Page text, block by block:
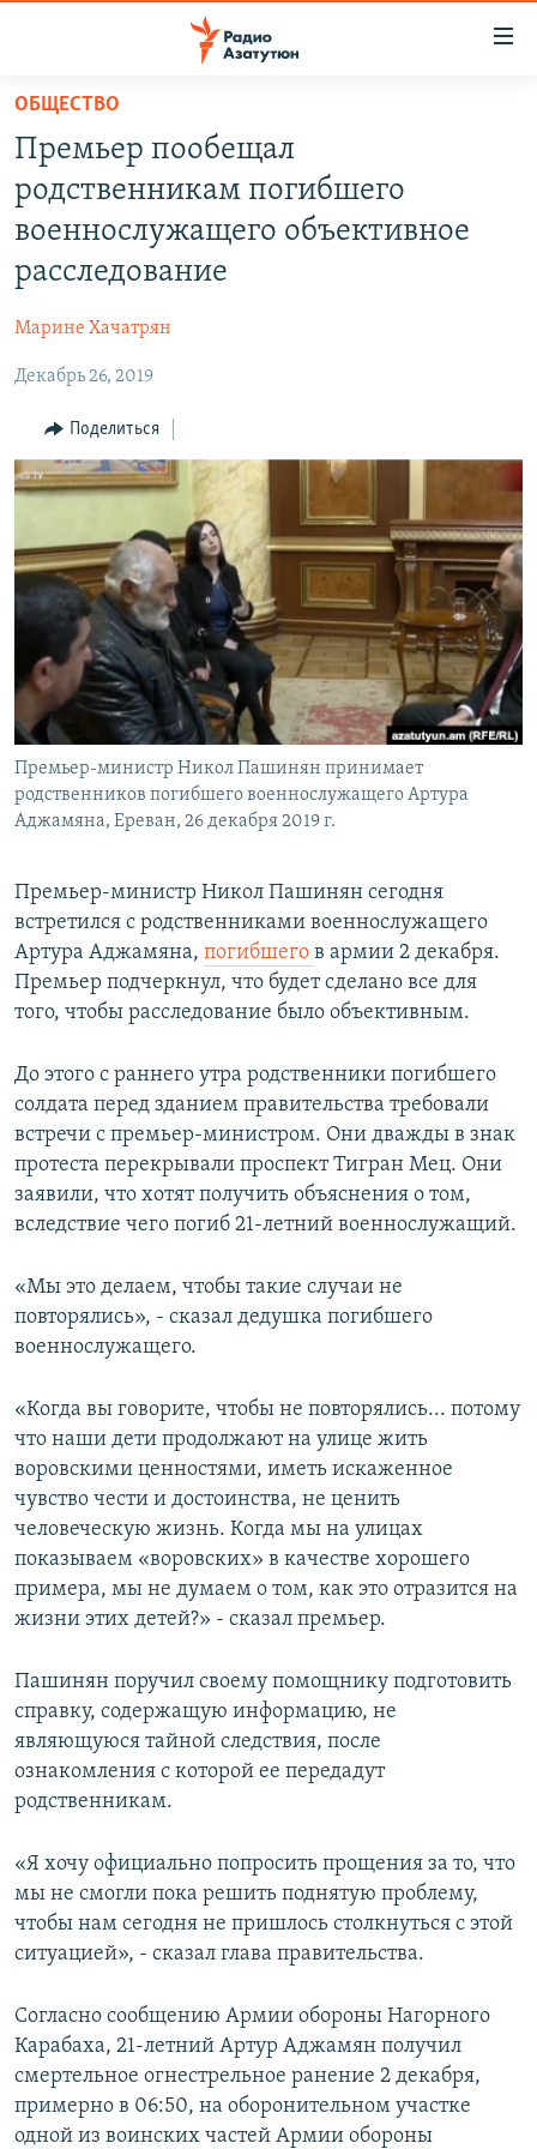
Перейти
основному
содержанию
Перейти
основной
Перейти
НОВОСТИ
ПОЛИТИКА
РЕГИОН
НАГОРНЫЙ КАРАБАХ
КУЛЬТУРА
СПОРТ
Հայերեն
English
Русский
Все сайты Радио Азатутюн
ОБЩЕСТВО
Премьер пообещал
родственникам погибшего
военнослужащего объективное
расследование
Марине Хачатрян
Декабрь 26, 2019
Поделиться
Премьер-министр Никол Пашинян принимает
родственников погибшего военнослужащего Артура
Аджамяна, Ереван, 26 декабря 2019 г.
Премьер-министр Никол Пашинян сегодня
встретился с родственниками военнослужащего
Артура Аджамяна, погибшего в армии 2 декабря.
Премьер подчеркнул, что будет сделано все для
того, чтобы расследование было объективным.
До этого с раннего утра родственники погибшего
солдата перед зданием правительства требовали
встречи с премьер-министром. Они дважды в знак
протеста перекрывали проспект Тигран Мец. Они
заявили, что хотят получить объяснения о том,
вследствие чего погиб 21-летний военнослужащий.
«Мы это делаем, чтобы такие случаи не
повторялись», - сказал дедушка погибшего
военнослужащего.
«Когда вы говорите, чтобы не повторялись... потому
что наши дети продолжают на улице жить
воровскими ценностями, иметь искаженное
чувство чести и достоинства, не ценить
человеческую жизнь. Когда мы на улицах
показываем «воровских» в качестве хорошего
примера, мы не думаем о том, как это отразится на
жизни этих детей?» - сказал премьер.
Пашинян поручил своему помощнику подготовить
справку, содержащую информацию, не
являющуюся тайной следствия, после
ознакомления с которой ее передадут
родственникам.
«Я хочу официально попросить прощения за то, что
мы не смогли пока решить поднятую проблему,
чтобы нам сегодня не пришлось столкнуться с этой
ситуацией», - сказал глава правительства.
Согласно сообщению Армии обороны Нагорного
Карабаха, 21-летний Артур Аджамян получил
смертельное огнестрельное ранение 2 декабря,
примерно в 06:50, на оборонительном участке
одной из воинских частей Армии обороны